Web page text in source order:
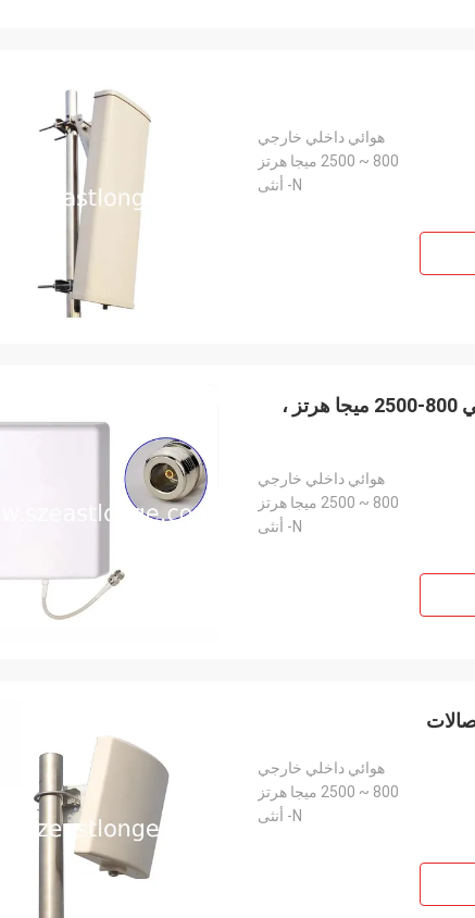
حمديفو فرنسا
هوائي داخلي خارجي
800 ~ 2500 ميجا هرتز
N- أنثى
عالية الطاقة 50 واط 9 ديسيبل لوحة هوائي داخلي / خارجي 800-2500 ميجا هرتز ،
هوائي داخلي خارجي
800 ~ 2500 ميجا هرتز
N- أنثى
هوائي داخلي خارجي
800 ~ 2500 ميجا هرتز
N- أنثى